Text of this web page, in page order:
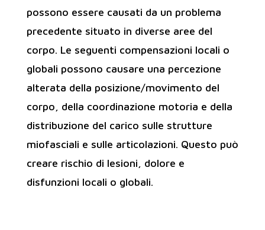
possono essere causati da un problema
precedente situato in diverse aree del
corpo. Le seguenti compensazioni locali o
globali possono causare una percezione
alterata della posizione/movimento del
corpo, della coordinazione motoria e della
distribuzione del carico sulle strutture
miofasciali e sulle articolazioni. Questo può
creare rischio di lesioni, dolore e
disfunzioni locali o globali.